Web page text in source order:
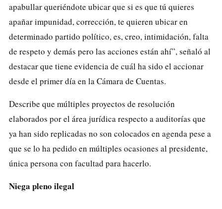
apabullar queriéndote ubicar que si es que tú quieres
apañar impunidad, corrección, te quieren ubicar en
determinado partido político, es, creo, intimidación, falta
de respeto y demás pero las acciones están ahí”, señaló al
destacar que tiene evidencia de cuál ha sido el accionar
desde el primer día en la Cámara de Cuentas.
Describe que múltiples proyectos de resolución
elaborados por el área jurídica respecto a auditorías que
ya han sido replicadas no son colocados en agenda pese a
que se lo ha pedido en múltiples ocasiones al presidente,
única persona con facultad para hacerlo.
Niega pleno ilegal